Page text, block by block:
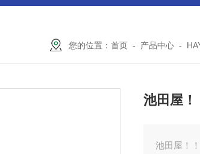
您的位置：首页 - 产品中心 -
池田屋
池田屋！